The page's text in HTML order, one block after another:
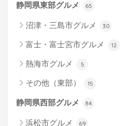
静岡県東部グルメ 65
沼津・三島市グルメ 30
富士・富士宮市グルメ 12
熱海市グルメ 5
その他（東部） 15
静岡県西部グルメ 84
浜松市グルメ 69